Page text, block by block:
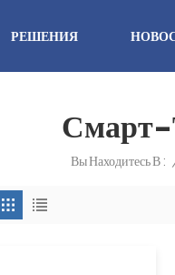
РЕШЕНИЯ
Смарт-
Вы Находитесь В :